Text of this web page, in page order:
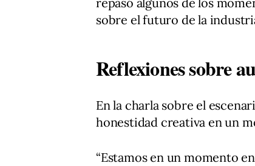
sobre el futuro de la
Reflexiones sobre
En la charla sobre el
honestidad creativa en un
“Estamos en un momento